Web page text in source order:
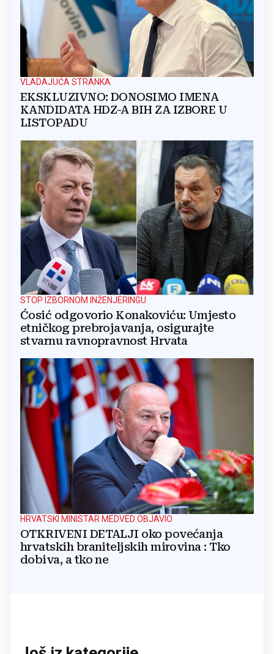
VLADAJUĆA STRANKA
EKSKLUZIVNO: DONOSIMO IMENA
KANDIDATA HDZ-A BIH ZA IZBORE U
LISTOPADU
STOP IZBORNOM INŽENJERINGU
Ćosić odgovorio Konakoviću: Umjesto
etničkog prebrojavanja, osigurajte
stvarnu ravnopravnost Hrvata
HRVATSKI MINISTAR MEDVED OBJAVIO
OTKRIVENI DETALJI oko povećanja
hrvatskih braniteljskih mirovina : Tko
dobiva, a tko ne